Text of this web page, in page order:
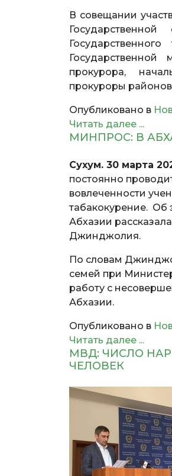
В совещании
прокурора,
прокуроры
Опубликовано в
Читать далее ...
МИНПРОС: В
Сухум. 30 марта
постоянно
вовлеченности
табакокурение. Об
Абхазии
Джинджолия.
По словам
семей при
работу с
Абхазии.
Опубликовано в
Читать далее ...
МВД: ЧИСЛО
ЧЕЛОВЕК